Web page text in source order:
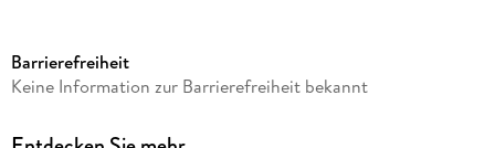
Autor/Autorin
Illustrationen
Barrierefreiheit
Keine Information zur Barrierefreiheit bekannt